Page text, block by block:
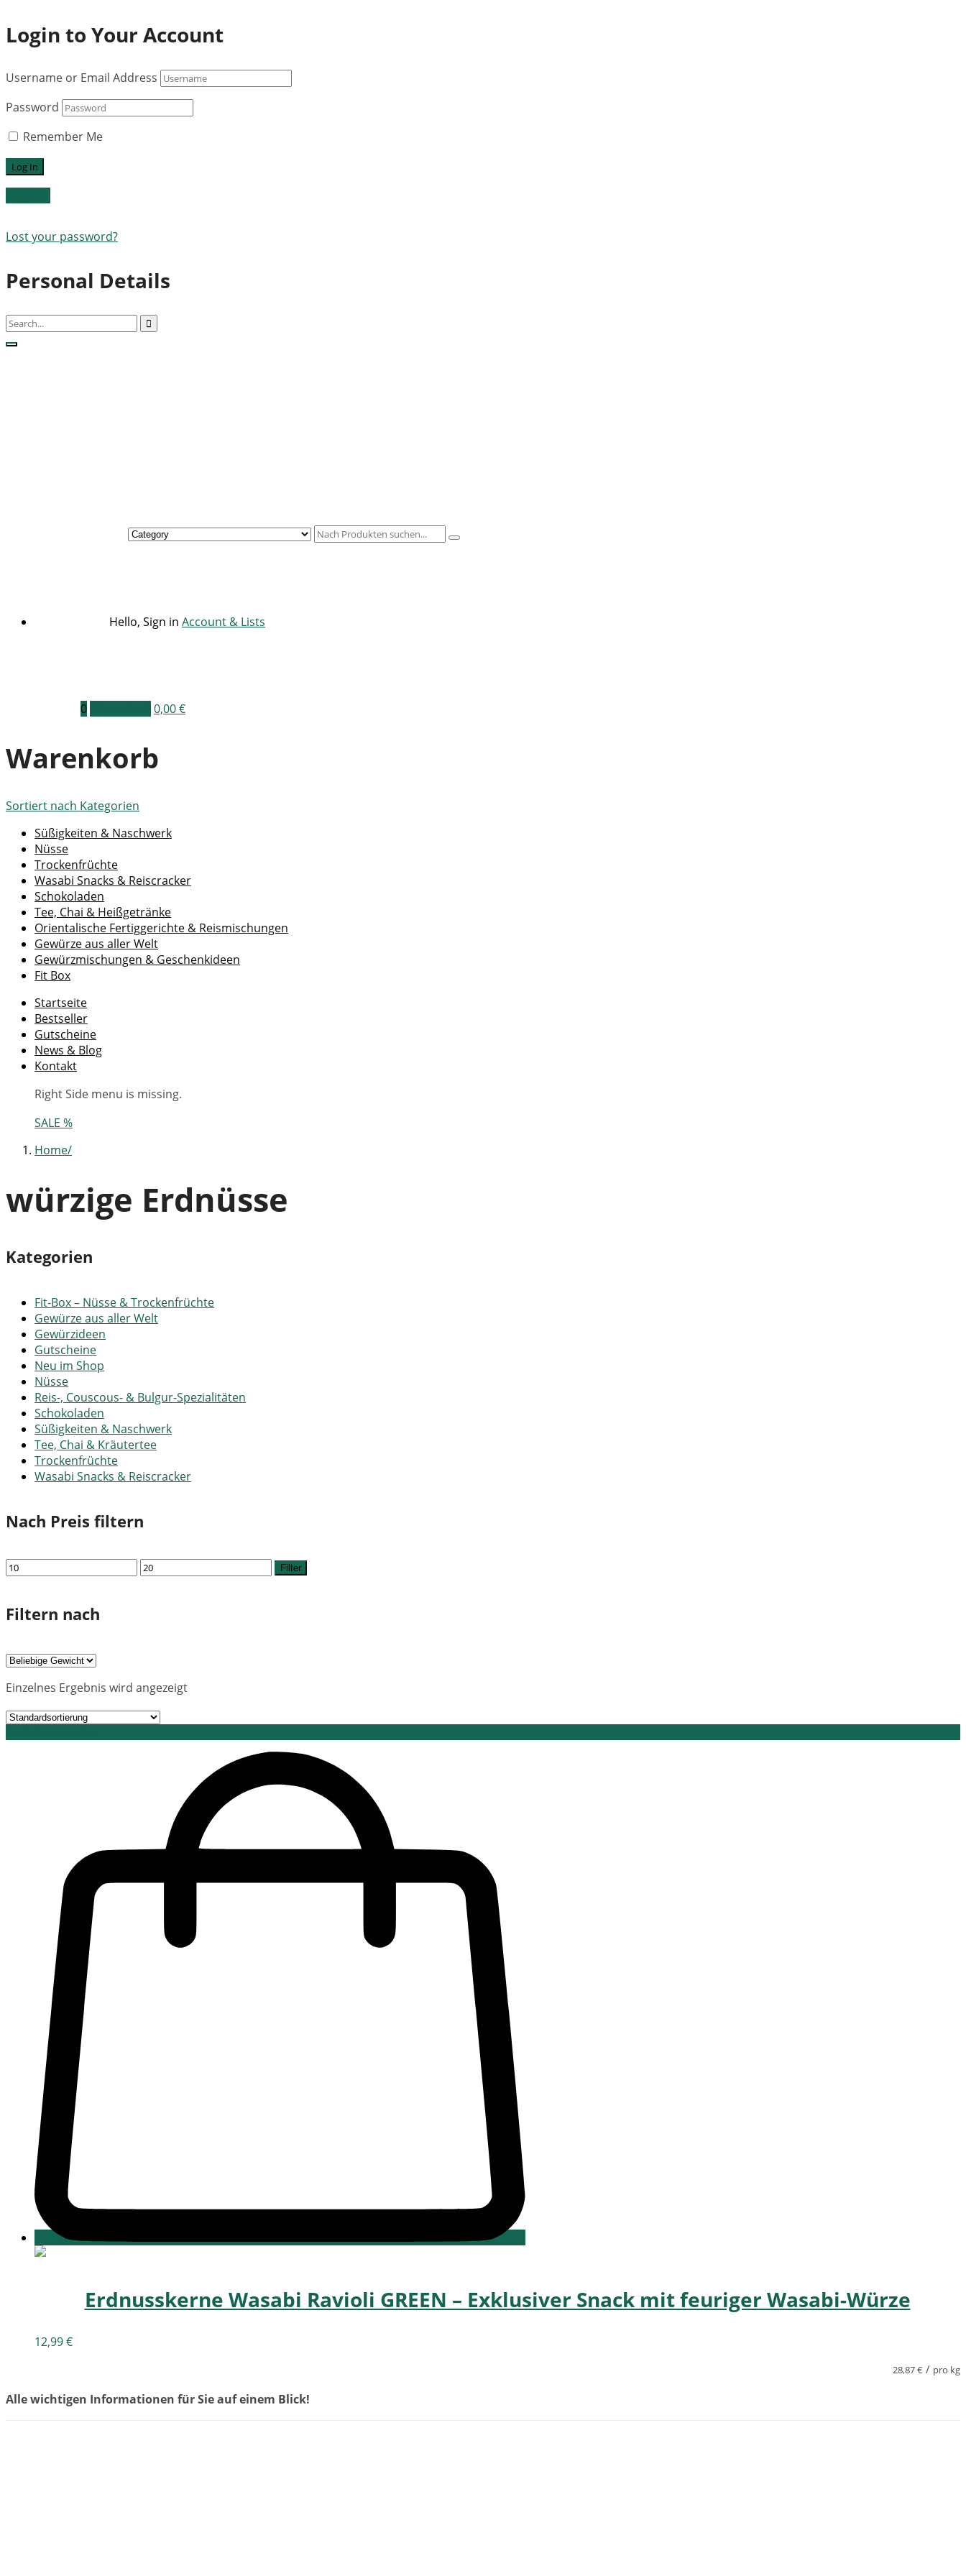
Login to Your Account
Username or Email Address
Password
Remember Me
Lost your password?
Personal Details
Hello, Sign in Account & Lists
0 0,00€
Warenkorb
Sortiert nach Kategorien
Süßigkeiten & Naschwerk
Nüsse
Trockenfrüchte
Wasabi Snacks & Reiscracker
Schokoladen
Tee, Chai & Heißgetränke
Orientalische Fertiggerichte & Reismischungen
Gewürze aus aller Welt
Gewürzmischungen & Geschenkideen
Fit Box
Startseite
Bestseller
Gutscheine
News & Blog
Kontakt
Right Side menu is missing.
SALE %
Home
würzige Erdnüsse
Kategorien
Fit-Box – Nüsse & Trockenfrüchte
Gewürze aus aller Welt
Gewürzideen
Gutscheine
Neu im Shop
Nüsse
Reis-, Couscous- & Bulgur-Spezialitäten
Schokoladen
Süßigkeiten & Naschwerk
Tee, Chai & Kräutertee
Trockenfrüchte
Wasabi Snacks & Reiscracker
Nach Preis filtern
Min.
Max.
Filter
Filtern nach
Einzelnes Ergebnis wird angezeigt
Erdnusskerne Wasabi Ravioli GREEN – Exklusiver Snack mit feuriger Wasabi-Würze
12,99€
28,87€ / pro kg
Alle wichtigen Informationen für Sie auf einem Blick!